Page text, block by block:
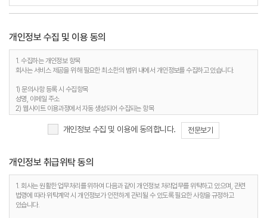
개인정보 수집 및 이용 동의
1. 수집하는 개인정보 항목
회사는 서비스 제공을 위해 필요한 최소한의 범위 내에서 개인정보를 수집하고 있습니다.
1) 문의사항 등록 시 수집항목
성명, 이메일 주소
2) 웹사이트 이용과정에서 자동 생성되어 수집되는 항목
2. 개인정보 수집 목적
1) 문의사항 등록 시 수집항목
사용자 식별, 사용자 문의 대응, 제안·불만·AS처리 등의 민원처리, 공지사항 전달
2) 웹사이트 이용과정에서 자동 생성되어 수집되는 항목
접속빈도 파악 및 서비스 이용 통계 수집 등 사용자 서비스 이용 분석을 통한 안정적 서비스 운영
및 품질 향상
개인정보 수집 및 이용에 동의합니다. 전문보기
개인정보 취급위탁 동의
1. 회사는 원활한 업무처리를 위하여 다음과 같이 개인정보 처리업무를 위탁하고 있으며, 관련
법령에 따라 위탁계약 시 개인정보가 안전하게 관리될 수 있도록 필요한 사항을 규정하고
있습니다.